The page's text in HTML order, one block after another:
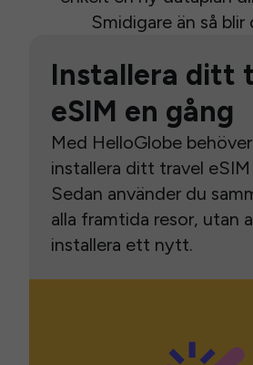
Smidigare än så
Installera ditt
eSIM en gång
Med HelloGlobe
installera ditt travel
Sedan använder du
alla framtida resor, utan
installera ett nytt.